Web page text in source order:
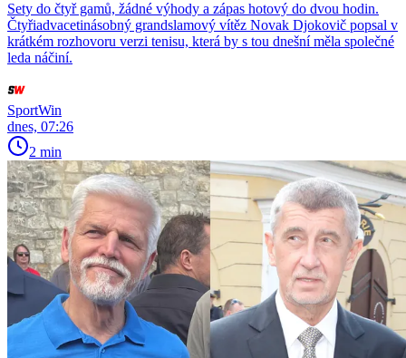
Sety do čtyř gamů, žádné výhody a zápas hotový do dvou hodin.
Čtyřiadvacetinásobný grandslamový vítěz Novak Djokovič popsal v
krátkém rozhovoru verzi tenisu, která by s tou dnešní měla společné
leda náčiní.
SportWin
dnes, 07:26
2 min